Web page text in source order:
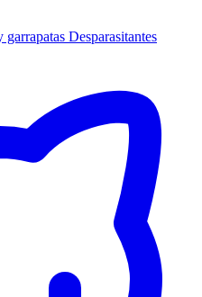
garrapatas Desparasitantes